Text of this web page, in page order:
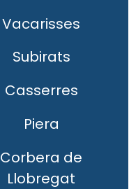
Vacarisses
Subirats
Casserres
Piera
Corbera de
Llobregat